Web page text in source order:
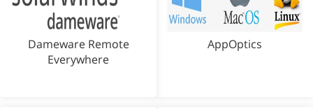
AppOptics
Dameware Remote
Everywhere